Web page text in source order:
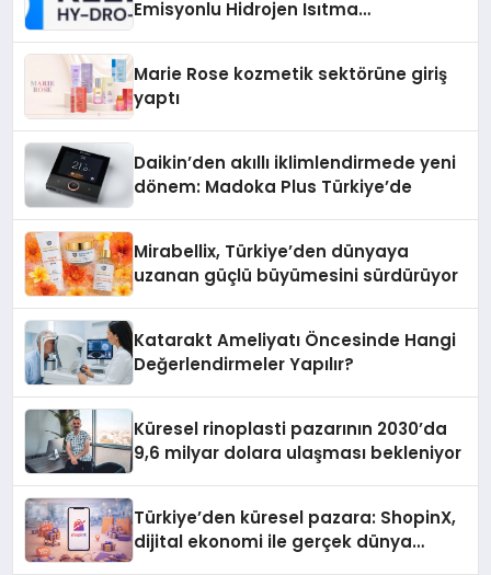
Emisyonlu Hidrojen Isıtma
Marie Rose kozmetik sektörüne giriş
yaptı
Daikin’den akıllı iklimlendirmede yeni
dönem: Madoka Plus Türkiye’de
Mirabellix, Türkiye’den dünyaya
uzanan güçlü büyümesini sürdürüyor
Katarakt Ameliyatı Öncesinde Hangi
Değerlendirmeler Yapılır?
Küresel rinoplasti pazarının 2030’da
9,6 milyar dolara ulaşması bekleniyor
Türkiye’den küresel pazara: ShopinX,
dijital ekonomi ile gerçek dünya